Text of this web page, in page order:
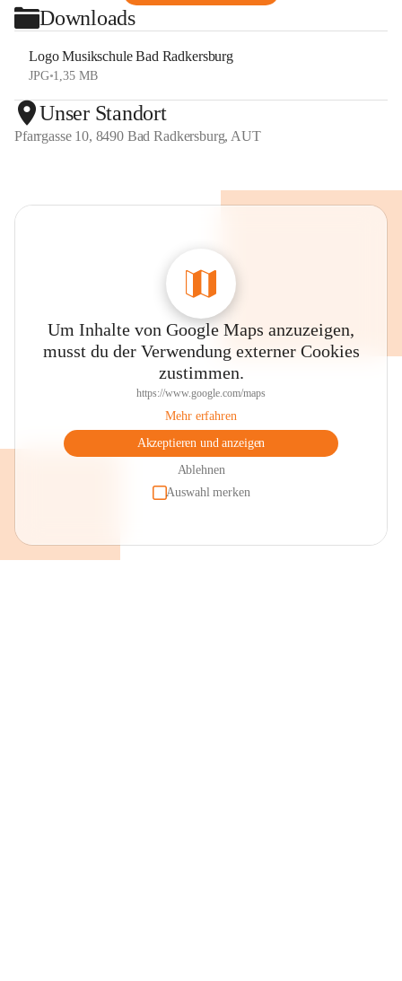
Downloads
Logo Musikschule Bad Radkersburg
JPG•1,35 MB
Unser Standort
Pfarrgasse 10, 8490 Bad Radkersburg, AUT
Um Inhalte von Google Maps anzuzeigen,
musst du der Verwendung externer Cookies
zustimmen.
https://www.google.com/maps
Mehr erfahren
Akzeptieren und anzeigen
Ablehnen
Auswahl merken